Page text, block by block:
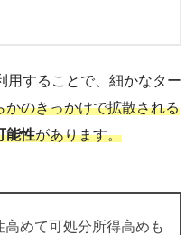
用することで、細かなター
かのきっかけで拡散される
能性があります。
めて可処分所得高めも